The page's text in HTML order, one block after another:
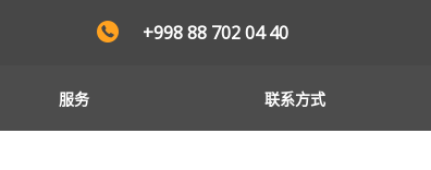
+998 88 702 04 40
服务 联系方式